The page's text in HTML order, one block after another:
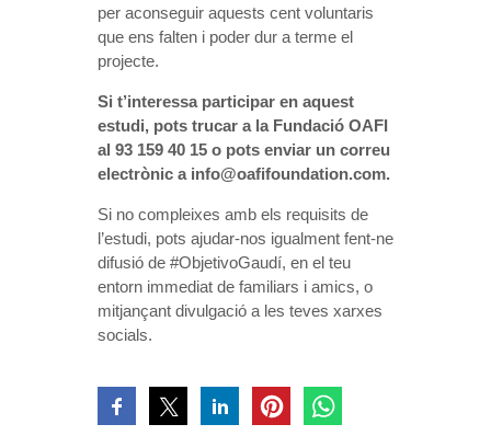
per aconseguir aquests cent voluntaris
que ens falten i poder dur a terme el
projecte.
Si t’interessa participar en aquest
estudi, pots trucar a la Fundació OAFI
al 93 159 40 15 o pots enviar un correu
electrònic a info@oafifoundation.com.
Si no compleixes amb els requisits de
l’estudi, pots ajudar-nos igualment fent-ne
difusió de #ObjetivoGaudí, en el teu
entorn immediat de familiars i amics, o
mitjançant divulgació a les teves xarxes
socials.